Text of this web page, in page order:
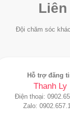
Đội chăm sóc
Hỗ trợ đăng
Thanh Ly
Điện thoại:
Zalo: